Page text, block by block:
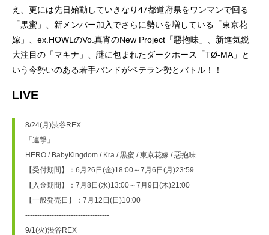
え、更には先日始動していきなり47都道府県をワンマンで回る
「黒蜜」、新メンバー加入でさらに勢いを増している「東京花
嫁」、ex.HOWLのVo.真宵のNew Project「惡抱味」、新進気鋭
大注目の「マキナ」、謎に包まれたダークホース「TØ-MA」と
いう今勢いのある若手バンドがベテラン勢とバトル！！
LIVE
8/24(月)渋谷REX
「連撃」
HERO / BabyKingdom / Kra / 黒蜜 / 東京花嫁 / 惡抱味
【受付期間】：6月26日(金)18:00～7月6日(月)23:59
【入金期間】：7月8日(水)13:00～7月9日(木)21:00
【一般発売日】：7月12日(日)10:00
-----------------------------------
9/1(火)渋谷REX